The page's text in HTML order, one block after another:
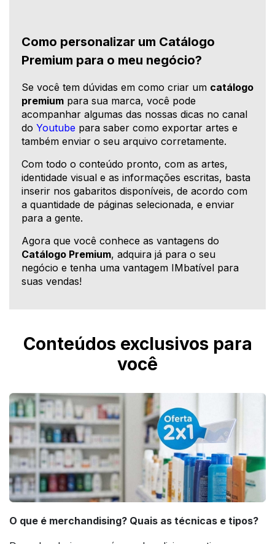
Como personalizar um Catálogo
Premium para o meu negócio?
Se você tem dúvidas em como criar um catálogo
premium para sua marca, você pode
acompanhar algumas das nossas dicas no canal
do Youtube para saber como exportar artes e
também enviar o seu arquivo corretamente.
Com todo o conteúdo pronto, com as artes,
identidade visual e as informações escritas, basta
inserir nos gabaritos disponíveis, de acordo com
a quantidade de páginas selecionada, e enviar
para a gente.
Agora que você conhece as vantagens do
Catálogo Premium, adquira já para o seu
negócio e tenha uma vantagem IMbatível para
suas vendas!
Conteúdos exclusivos para
você
O que é merchandising? Quais as técnicas e tipos?